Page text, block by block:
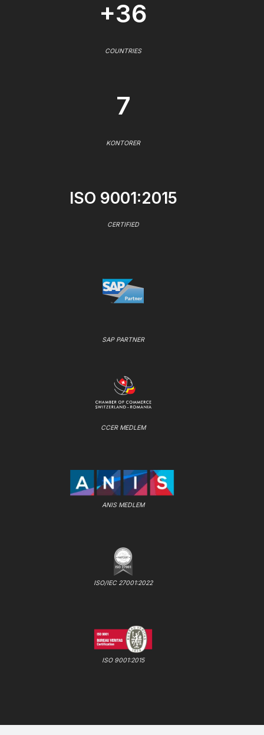
+36
COUNTRIES
7
KONTORER
ISO 9001:2015
CERTIFIED
SAP PARTNER
CCER MEDLEM
ANIS MEDLEM
ISO/IEC 27001:2022
ISO 9001:2015